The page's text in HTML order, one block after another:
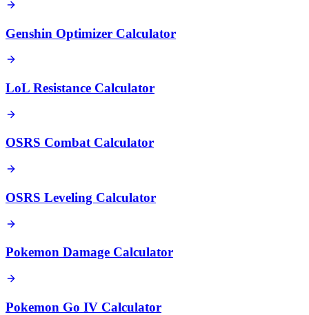
Genshin Optimizer Calculator
LoL Resistance Calculator
OSRS Combat Calculator
OSRS Leveling Calculator
Pokemon Damage Calculator
Pokemon Go IV Calculator